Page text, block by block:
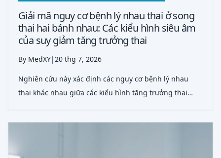
Giải mã nguy cơ bệnh lý nhau thai ở song
thai hai bánh nhau: Các kiểu hình siêu âm
của suy giảm tăng trưởng thai
By MedXY|20 thg 7, 2026
Nghiên cứu này xác định các nguy cơ bệnh lý nhau
thai khác nhau giữa các kiểu hình tăng trưởng thai
nhau, đồng thời đề xuất phân nhóm nguy cơ để định